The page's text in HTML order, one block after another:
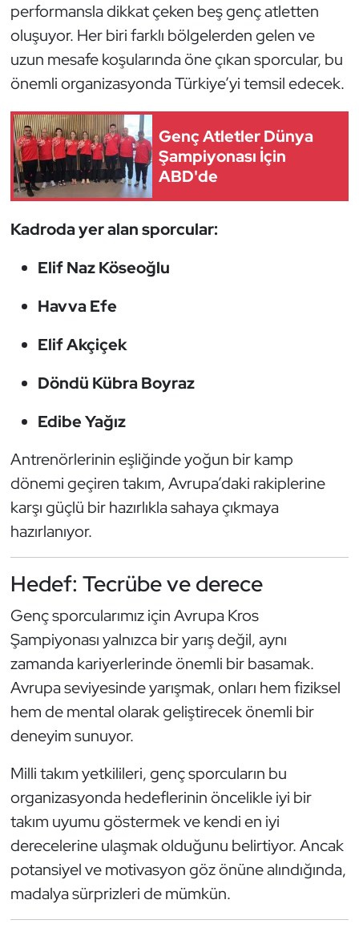
performansla dikkat çeken beş genç atletten
oluşuyor. Her biri farklı bölgelerden gelen ve
uzun mesafe koşularında öne çıkan sporcular, bu
önemli organizasyonda Türkiye’yi temsil edecek.
Genç Atletler Dünya
Şampiyonası İçin
ABD'de
Kadroda yer alan sporcular:
Elif Naz Köseoğlu
Havva Efe
Elif Akçiçek
Döndü Kübra Boyraz
Edibe Yağız
Antrenörlerinin eşliğinde yoğun bir kamp
dönemi geçiren takım, Avrupa’daki rakiplerine
karşı güçlü bir hazırlıkla sahaya çıkmaya
hazırlanıyor.
Hedef: Tecrübe ve derece
Genç sporcularımız için Avrupa Kros
Şampiyonası yalnızca bir yarış değil, aynı
zamanda kariyerlerinde önemli bir basamak.
Avrupa seviyesinde yarışmak, onları hem fiziksel
hem de mental olarak geliştirecek önemli bir
deneyim sunuyor.
Milli takım yetkilileri, genç sporcuların bu
organizasyonda hedeflerinin öncelikle iyi bir
takım uyumu göstermek ve kendi en iyi
derecelerine ulaşmak olduğunu belirtiyor. Ancak
potansiyel ve motivasyon göz önüne alındığında,
madalya sürprizleri de mümkün.
İşitme Engelli Sporcular
Judo ve Kuraş
Kano ve Rafting
Karate
Kayak
Kempo
Kick Boks
Kürek
Masa Tenisi
Motor Sporları
Muay Thai
Okçuluk
Optimist
Özel Sporcular
Paralimpik
Ragbi
Satranç
Su Topu
Sualtı Sporları
Tekvando